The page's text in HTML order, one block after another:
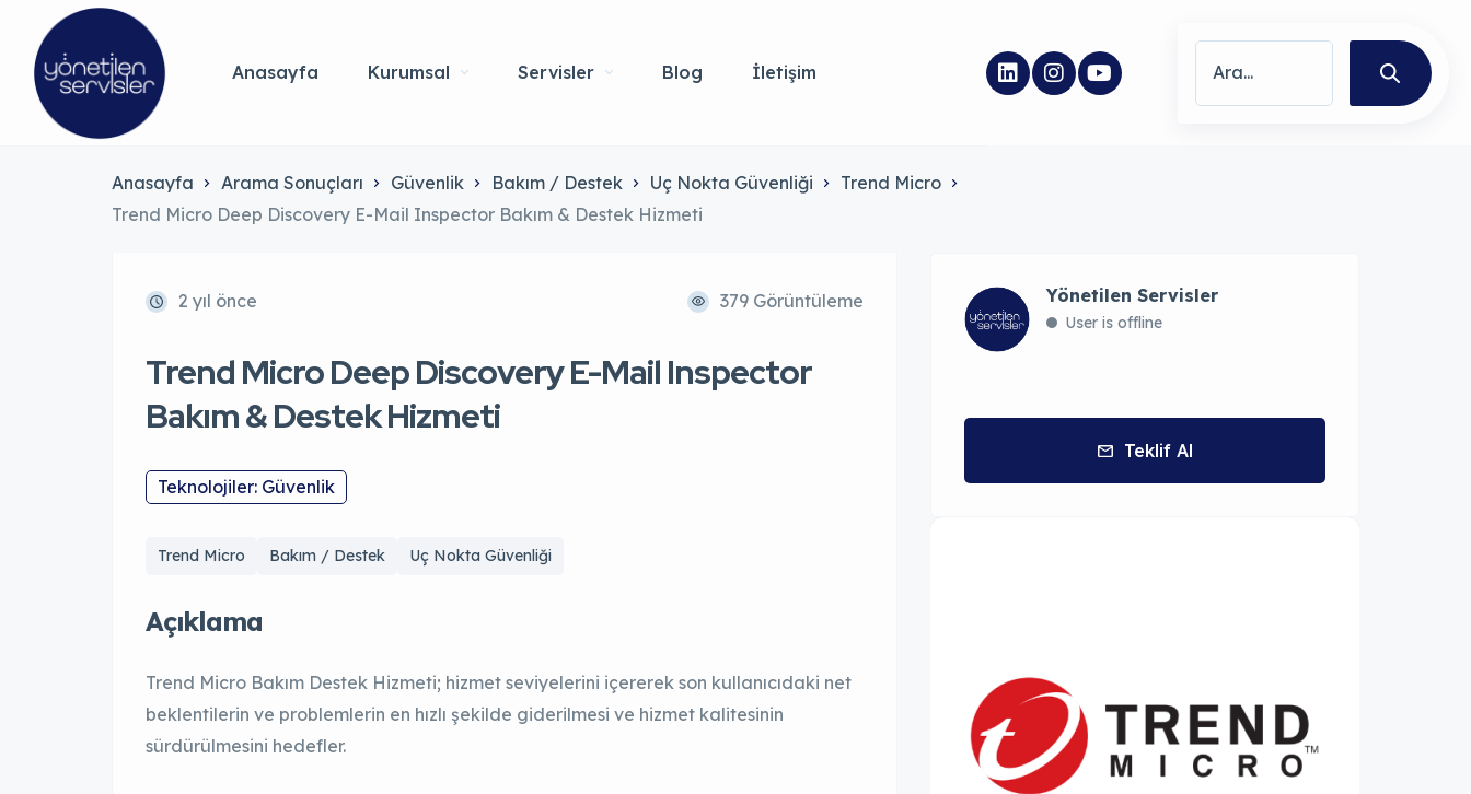
Anasayfa Kurumsal Servisler Blog İletişim
Anasayfa Arama Sonuçları Güvenlik Bakım / Destek Uç Nokta Güvenliği
Trend Micro
Trend Micro Deep Discovery E-Mail Inspector Bakım & Destek Hizmeti
2 yıl önce 379 Görüntüleme
Trend Micro Deep Discovery E-Mail Inspector
Bakım & Destek Hizmeti
Teknolojiler: Güvenlik
Trend Micro Bakım / Destek Uç Nokta Güvenliği
Açıklama
Trend Micro Bakım Destek Hizmeti; hizmet seviyelerini içererek son kullanıcıdaki net
beklentilerin ve problemlerin en hızlı şekilde giderilmesi ve hizmet kalitesinin
sürdürülmesini hedefler.
Yönetilen Servisler
User is offline
Teklif Al